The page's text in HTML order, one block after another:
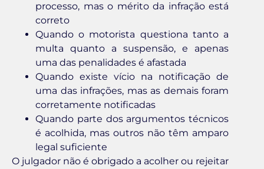
processo, mas o mérito da infração está
correto
Quando o motorista questiona tanto a
multa quanto a suspensão, e apenas
uma das penalidades é afastada
Quando existe vício na notificação de
uma das infrações, mas as demais foram
corretamente notificadas
Quando parte dos argumentos técnicos
é acolhida, mas outros não têm amparo
legal suficiente
O julgador não é obrigado a acolher ou rejeitar